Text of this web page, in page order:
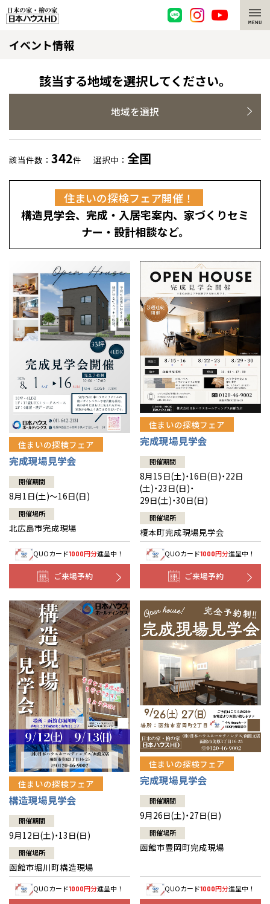
脱炭素・檜の家
環境にやさしい、脱炭素社会の住宅
耐震構造
高耐久住宅
高断熱・高気密の家
エネルギー自給自足
感謝訪問・長期保証
直営工事
1メーターモジュール
冷暖房標準装備
24時間対応コールセンター
デザイン賞各種受賞
セントラルヒーティング
選ばれる理由
檜の魅力 トップ
檜と日本人
1000年を超えて生きる檜
知られざる檜の効果・作用
理想の木材「檜」
注文住宅
グレートステージ
平屋の家
外観・インテリア集
暮らし方提案
住まいのコラム
住まいのお手入れ集
リフォーム トップ
選ばれる理由
リフォームの流れ
介護保険利用で快適リフォーム
賃貸併用住宅のメリット
安心のサポートシステム
展示場案内
分譲住宅・土地
分譲マンション
分譲マンション トップ
ワザックとは
高い信頼性
安心の管理体制
ギャラリー
会社情報
会社情報 トップ
ニュースリリース
代表ごあいさつ
企業理念
会社概要
事業部紹介
木材調達指針
グループ会社紹介
CMギャラリー
採用情報
お問い合わせ
会員サイト
イベント情報
該当する地域を選択してください。
地域を選択
該当件数： 342件 選択中： 全国
住まいの探検フェア開催！
構造見学会、完成・入居宅案内、家づくりセミ
ナー・設計相談など。
住まいの探検フェア
完成現場見学会
開催期間
8月1日(土)～16日(日)
開催場所
北広島市完成現場
QUOカード1000円分進呈中！
ご来場予約
住まいの探検フェア
完成現場見学会
開催期間
8月15日(土)・16日(日)・22日
(土)・23日(日)・
29日(土)・30日(日)
開催場所
榎本町完成現場見学会
QUOカード1000円分進呈中！
ご来場予約
住まいの探検フェア
構造現場見学会
開催期間
9月12日(土)・13日(日)
開催場所
函館市堀川町構造現場
QUOカード1000円分進呈中！
住まいの探検フェア
完成現場見学会
開催期間
9月26日(土)・27日(日)
開催場所
函館市豊岡町完成現場
QUOカード1000円分進呈中！